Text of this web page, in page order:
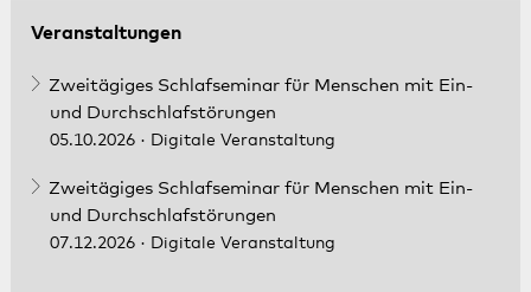
Veranstaltungen
Zweitägiges Schlafseminar für Menschen mit Ein-
und Durchschlafstörungen
05.10.2026 · Digitale Veranstaltung
Zweitägiges Schlafseminar für Menschen mit Ein-
und Durchschlafstörungen
07.12.2026 · Digitale Veranstaltung